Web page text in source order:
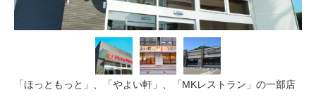
「ほっともっと」、「やよい軒」、「MKレストラン」の一部店